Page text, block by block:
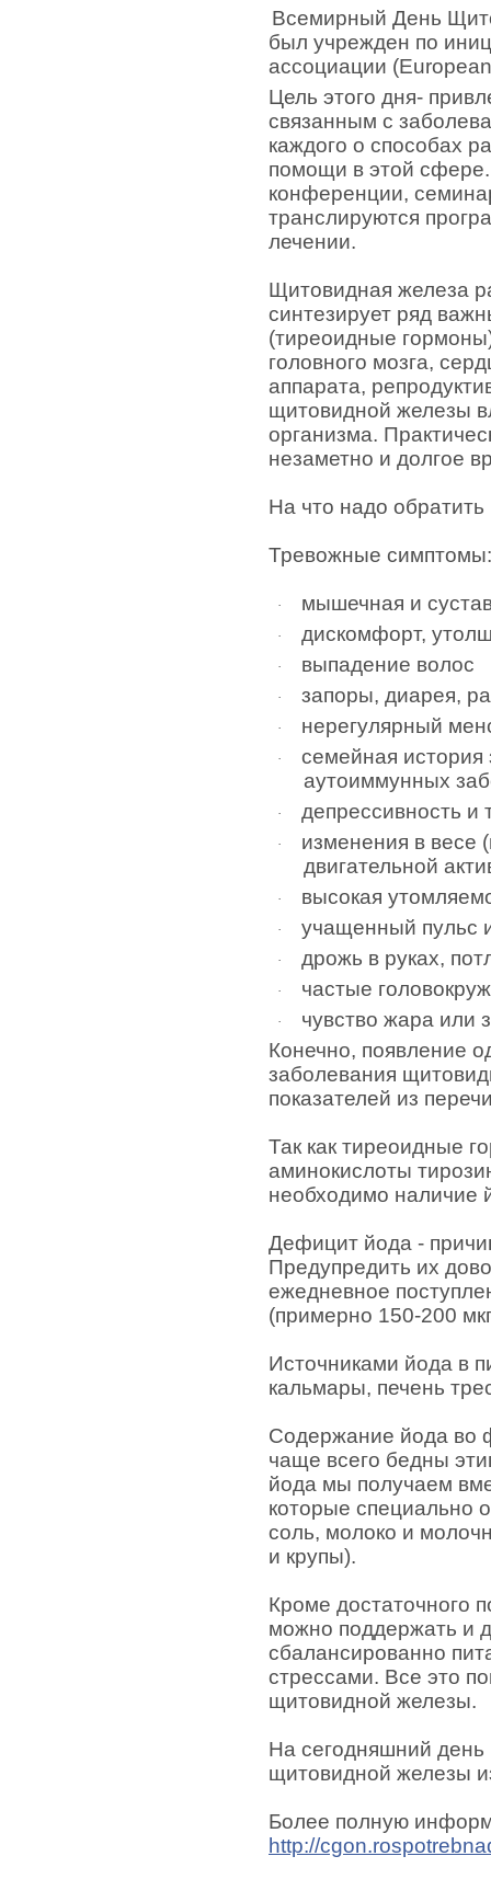
Всемирный День
был учрежден по
ассоциации
Цель этого дня-
связанным с
каждого о способах
помощи в этой сфере.
конференции,
транслируются
лечении.
Щитовидная железа
синтезирует ряд
(тиреоидные
головного мозга,
аппарата,
щитовидной железы
организма.
незаметно и долгое
На что надо
Тревожные симптомы:
· мышечная и
· дискомфорт,
· выпадение волос
· запоры, диарея,
· нерегулярный
·
семейная
аутоиммунных
· депрессивность и
·
изменения в весе
двигательной
· высокая
· учащенный пульс
· дрожь в руках,
· частые
·
чувство жара или
Конечно, появление
заболевания
показателей из
Так как тиреоидные
аминокислоты
необходимо наличие
Дефицит йода -
Предупредить их
ежедневное
(примерно 150-200
Источниками йода в
кальмары, печень
Содержание йода во
чаще всего бедны
йода мы получаем
которые специально
соль, молоко и
и крупы).
Кроме достаточного
можно поддержать и
сбалансированно
стрессами. Все это
щитовидной железы.
На сегодняшний
щитовидной железы
Более полную
http://